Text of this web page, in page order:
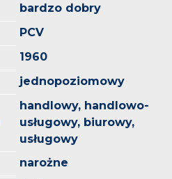
bardzo dobry
PCV
1960
jednopoziomowy
handlowy, handlowo-
usługowy, biurowy,
usługowy
narożne